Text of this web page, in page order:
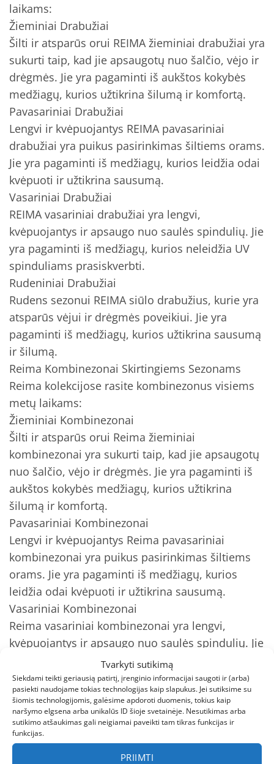
Tvarkyti sutikimą
Siekdami teikti geriausią patirtį, įrenginio informacijai saugoti ir (arba)
pasiekti naudojame tokias technologijas kaip slapukus. Jei sutiksime su
šiomis technologijomis, galėsime apdoroti duomenis, tokius kaip
naršymo elgsena arba unikalūs ID šioje svetainėje. Nesutikimas arba
sutikimo atšaukimas gali neigiamai paveikti tam tikras funkcijas ir
funkcijas.
PRIIMTI
laikams:
Žieminiai Drabužiai
Šilti ir atsparūs orui REIMA žieminiai drabužiai yra
sukurti taip, kad jie apsaugotų nuo šalčio, vėjo ir
drėgmės. Jie yra pagaminti iš aukštos kokybės
medžiagų, kurios užtikrina šilumą ir komfortą.
Pavasariniai Drabužiai
Lengvi ir kvėpuojantys REIMA pavasariniai
drabužiai yra puikus pasirinkimas šiltiems orams.
Jie yra pagaminti iš medžiagų, kurios leidžia odai
kvėpuoti ir užtikrina sausumą.
Vasariniai Drabužiai
REIMA vasariniai drabužiai yra lengvi,
kvėpuojantys ir apsaugo nuo saulės spindulių. Jie
yra pagaminti iš medžiagų, kurios neleidžia UV
spinduliams prasiskverbti.
Rudeniniai Drabužiai
Rudens sezonui REIMA siūlo drabužius, kurie yra
atsparūs vėjui ir drėgmės poveikiui. Jie yra
pagaminti iš medžiagų, kurios užtikrina sausumą
ir šilumą.
Reima Kombinezonai Skirtingiems Sezonams
Reima kolekcijose rasite kombinezonus visiems
metų laikams:
Žieminiai Kombinezonai
Šilti ir atsparūs orui Reima žieminiai
kombinezonai yra sukurti taip, kad jie apsaugotų
nuo šalčio, vėjo ir drėgmės. Jie yra pagaminti iš
aukštos kokybės medžiagų, kurios užtikrina
šilumą ir komfortą.
Pavasariniai Kombinezonai
Lengvi ir kvėpuojantys Reima pavasariniai
kombinezonai yra puikus pasirinkimas šiltiems
orams. Jie yra pagaminti iš medžiagų, kurios
leidžia odai kvėpuoti ir užtikrina sausumą.
Vasariniai Kombinezonai
Reima vasariniai kombinezonai yra lengvi,
kvėpuojantys ir apsaugo nuo saulės spindulių. Jie
yra pagaminti iš medžiagų, kurios neleidžia UV
spinduliams prasiskverbti.
Rudeniniai Kombinezonai
Rudens sezonui Reima siūlo kombinezonus, kurie
yra atsparūs vėjui ir drėgmės poveikiui. Jie yra
pagaminti iš medžiagų, kurios užtikrina sausumą